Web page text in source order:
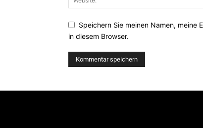
Speichern Sie meinen Namen, meine
in diesem Browser.